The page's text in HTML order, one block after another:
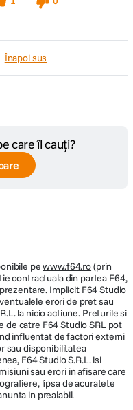
Înapoi sus
care îl cauți?
pewww.f64.ro(prin
contractuala din partea F64,
Implicit F64 Studio
erori de pret sau
la nicio actiune. Preturile si
catre F64 Studio SRL pot
influentat de factori externi
sau disponibilitatea
F64 Studio S.R.L. isi
sau erori in afisare care
lipsa de acuratete
in prealabil.